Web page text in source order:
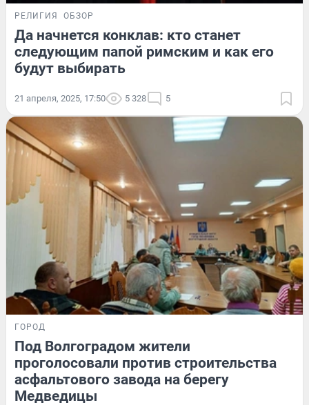
РЕЛИГИЯ ОБЗОР
Да начнется конклав: кто станет
следующим папой римским и как его
будут выбирать
21 апреля, 2025, 17:50 5 328 5
ГОРОД
Под Волгоградом жители
проголосовали против строительства
асфальтового завода на берегу
Медведицы